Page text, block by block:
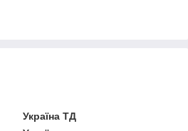
Україна ТД